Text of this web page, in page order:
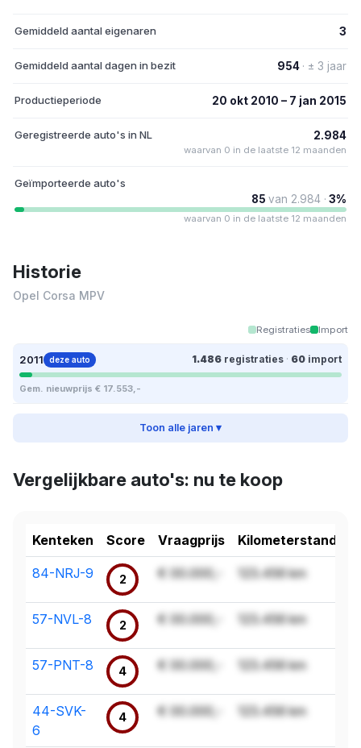
Gemiddeld aantal eigenaren 3
Gemiddeld aantal dagen in bezit 954 · ± 3 jaar
Productieperiode 20 okt 2010 – 7 jan 2015
Geregistreerde auto's in NL 2.984
waarvan 0 in de laatste 12 maanden
Geïmporteerde auto's
85 van 2.984 · 3%
waarvan 0 in de laatste 12 maanden
Historie
Opel Corsa MPV
Registraties Import
2011 deze auto 1.486 registraties · 60 import
Gem. nieuwprijs € 17.553,-
Toon alle jaren ▾
Vergelijkbare auto's: nu te koop
Kenteken Score Vraagprijs Kilometerstand
84-NRJ-9 2 € 00.000,- 123.456 km
57-NVL-8 2 € 00.000,- 123.456 km
57-PNT-8 4 € 00.000,- 123.456 km
44-SVK-
6
4 € 00.000,- 123.456 km